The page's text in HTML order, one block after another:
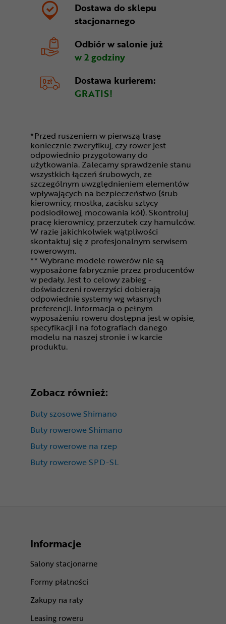
Dostawa do sklepu
stacjonarnego
Odbiór w salonie już
w 2 godziny
Dostawa kurierem:
GRATIS!
*Przed ruszeniem w pierwszą trasę
koniecznie zweryfikuj, czy rower jest
odpowiednio przygotowany do
użytkowania. Zalecamy sprawdzenie stanu
wszystkich łączeń śrubowych, ze
szczególnym uwzględnieniem elementów
wpływających na bezpieczeństwo (śrub
kierownicy, mostka, zacisku sztycy
podsiodłowej, mocowania kół). Skontroluj
pracę kierownicy, przerzutek czy hamulców.
W razie jakichkolwiek wątpliwości
skontaktuj się z profesjonalnym serwisem
rowerowym.
** Wybrane modele rowerów nie są
wyposażone fabrycznie przez producentów
w pedały. Jest to celowy zabieg -
doświadczeni rowerzyści dobierają
odpowiednie systemy wg własnych
preferencji. Informacja o pełnym
wyposażeniu roweru dostępna jest w opisie,
specyfikacji i na fotografiach danego
modelu na naszej stronie i w karcie
produktu.
Zobacz również:
Buty szosowe Shimano
Buty rowerowe Shimano
Buty rowerowe na rzep
Buty rowerowe SPD-SL
Informacje
Salony stacjonarne
Formy płatności
Zakupy na raty
Leasing roweru